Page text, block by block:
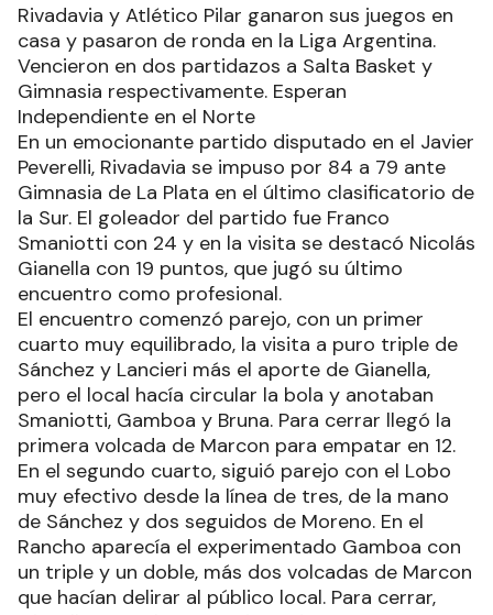
Rivadavia y Atlético Pilar ganaron sus juegos en
casa y pasaron de ronda en la Liga Argentina.
Vencieron en dos partidazos a Salta Basket y
Gimnasia respectivamente. Esperan
Independiente en el Norte
En un emocionante partido disputado en el Javier
Peverelli, Rivadavia se impuso por 84 a 79 ante
Gimnasia de La Plata en el último clasificatorio de
la Sur. El goleador del partido fue Franco
Smaniotti con 24 y en la visita se destacó Nicolás
Gianella con 19 puntos, que jugó su último
encuentro como profesional.
El encuentro comenzó parejo, con un primer
cuarto muy equilibrado, la visita a puro triple de
Sánchez y Lancieri más el aporte de Gianella,
pero el local hacía circular la bola y anotaban
Smaniotti, Gamboa y Bruna. Para cerrar llegó la
primera volcada de Marcon para empatar en 12.
En el segundo cuarto, siguió parejo con el Lobo
muy efectivo desde la línea de tres, de la mano
de Sánchez y dos seguidos de Moreno. En el
Rancho aparecía el experimentado Gamboa con
un triple y un doble, más dos volcadas de Marcon
que hacían delirar al público local. Para cerrar,